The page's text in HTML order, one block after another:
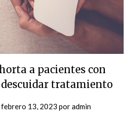
a pacientes con
tratamiento
febrero 13, 2023 poradmin